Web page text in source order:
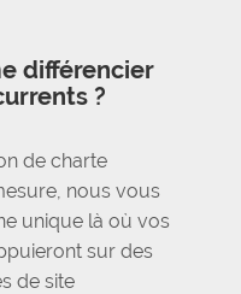
différencier
?
de charte
nous vous
unique là où vos
sur des
de site